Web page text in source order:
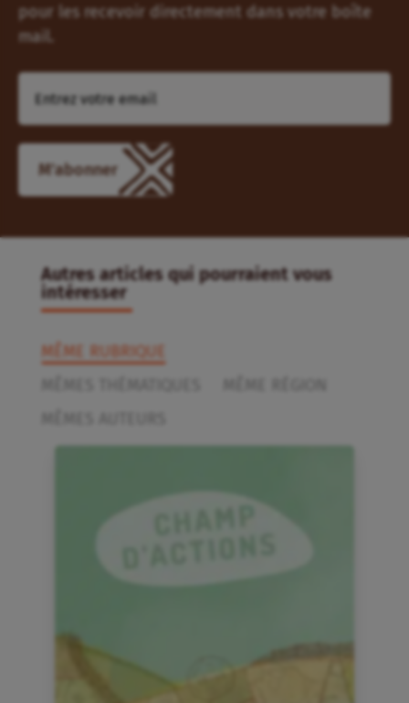
pour les recevoir directement dans votre boîte
mail.
M'abonner
Autres articles qui pourraient vous
intéresser
MÊME RUBRIQUE